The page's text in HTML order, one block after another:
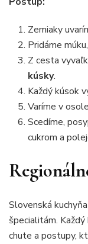
Zemiaky
Pridáme
Z cesta
kúsky.
Každý kúsok
Varíme v
Scedíme,
cukrom a
Slovenská
špecialitám.
chute a postupy,